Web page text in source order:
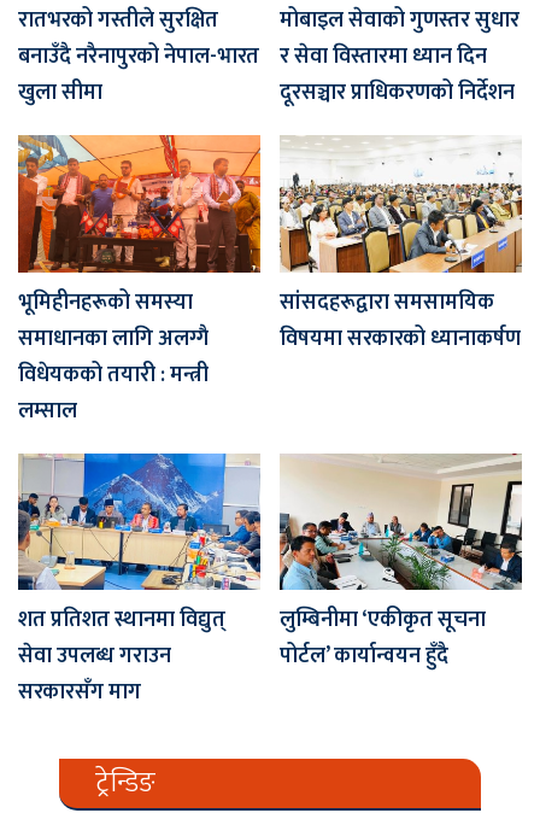
रातभरको गस्तीले सुरक्षित
बनाउँदै नरैनापुरको नेपाल-भारत
खुला सीमा
मोबाइल सेवाको गुणस्तर सुधार
र सेवा विस्तारमा ध्यान दिन
दूरसञ्चार प्राधिकरणको निर्देशन
भूमिहीनहरूको समस्या
समाधानका लागि अलग्गै
विधेयकको तयारी : मन्त्री
लम्साल
सांसदहरूद्वारा समसामयिक
विषयमा सरकारको ध्यानाकर्षण
शत प्रतिशत स्थानमा विद्युत्
सेवा उपलब्ध गराउन
सरकारसँग माग
लुम्बिनीमा ‘एकीकृत सूचना
पोर्टल’ कार्यान्वयन हुँदै
ट्रेन्डिङ